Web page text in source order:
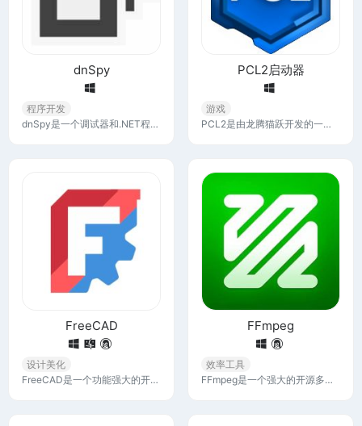
dnSpy
程序开发
dnSpy是一个调试器和.NET程序集编辑器，您可以使用它来编辑和调试程序集，即使您没有任何可用的源代码，dnSpy被广泛使用于.NET开发领域中。
PCL2启动器
游戏
PCL2是由龙腾猫跃开发的一款Minecraft我的世界启动器，凭借其强大的功能和个性化选项，让Minecraft玩家轻松管理模组和整合包，体验高性能游戏。
FreeCAD
设计美化
FreeCAD是一个功能强大的开源3D CAD/CAE工具，它基于OpenCASCADE技术开发，适用于机械工程、产品设计以及更广泛的工程领域。
FFmpeg
效率工具
FFmpeg是一个强大的开源多媒体工具集，最初是为了高效地处理音视频格式转换而开发的，但经过多年发展，它已经成为一款功能齐全的多媒体处理工具。